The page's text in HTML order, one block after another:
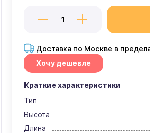
Доставка по Москве в
Хочу дешевле
Краткие характеристики
Тип
Высота
Длина